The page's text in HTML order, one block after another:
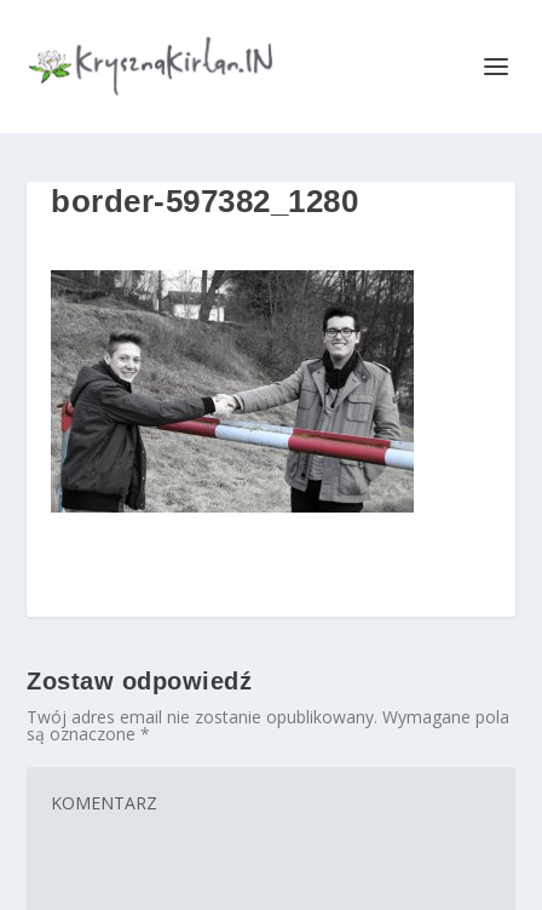
border-597382_1280
Zostaw odpowiedź
Twój adres email nie zostanie opublikowany. Wymagane pola
są oznaczone*